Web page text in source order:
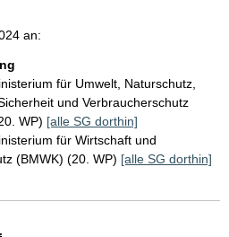
an:
für Umwelt, Naturschutz,
und Verbraucherschutz
WP) [alle SG dorthin]
für Wirtschaft und
(BMWK) (20. WP) [alle SG dorthin]